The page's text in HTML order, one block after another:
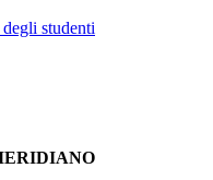
degli studenti